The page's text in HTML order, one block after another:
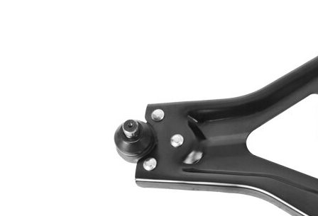
Taşıyıcı/kılavuz
mafsal ile
Bugi kolu
yapı tarzı
Üçgen bugi
kolu
VKDS 324001